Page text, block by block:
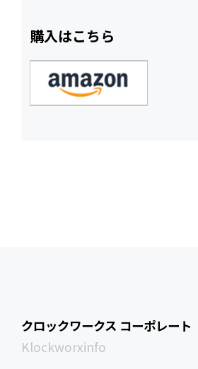
購入はこちら
クロックワークス コーポレート
Klockworxinfo